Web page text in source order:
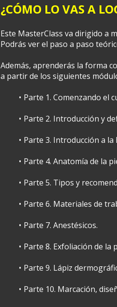
¿CÓMO LO VAS A
Este MasterClass va dirigido a
Podrás ver el paso a paso
Además, aprenderás la forma
a partir de los siguientes
Parte 1. Comenzando el
Parte 2. Introducción y
Parte 3. Introducción a la
Parte 4. Anatomía de la
Parte 5. Tipos y
Parte 6. Materiales de
Parte 7. Anestésicos.
Parte 8. Exfoliación de la
Parte 9. Lápiz
Parte 10. Marcación,